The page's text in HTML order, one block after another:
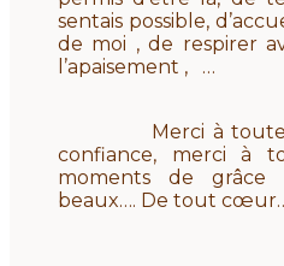
sentais possible,
de moi , de respirer
l’apaisement , …
Merci à toutes
confiance, merci à
moments de grâce
beaux…. De tout